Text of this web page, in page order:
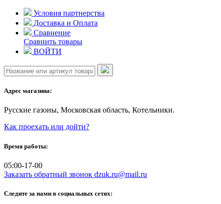
Skip
content
Условия партнерства
Доставка и Оплата
Сравнение
Сравнить товары
ВОЙТИ
Адрес магазина:
Русские газоны, Московская область, Котельники.
Как проехать или дойти?
Время работы:
05:00-17-00
Заказать обратный звонок dzuk.ru@mail.ru
Следите за нами в социальных сетях: